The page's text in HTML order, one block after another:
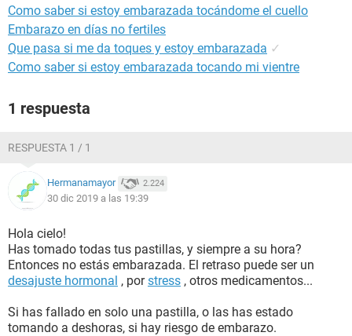
Como saber si estoy embarazada tocándome el cuello
Embarazo en días no fertiles
Que pasa si me da toques y estoy embarazada ✓
Como saber si estoy embarazada tocando mi vientre
1 respuesta
RESPUESTA 1 / 1
Hermanamayor 2.224
30 dic 2019 a las 19:39
Hola cielo!
Has tomado todas tus pastillas, y siempre a su hora?
Entonces no estás embarazada. El retraso puede ser un
desajuste hormonal , porstress , otros medicamentos...
Si has fallado en solo una pastilla, o las has estado
tomando a deshoras, si hay riesgo de embarazo.